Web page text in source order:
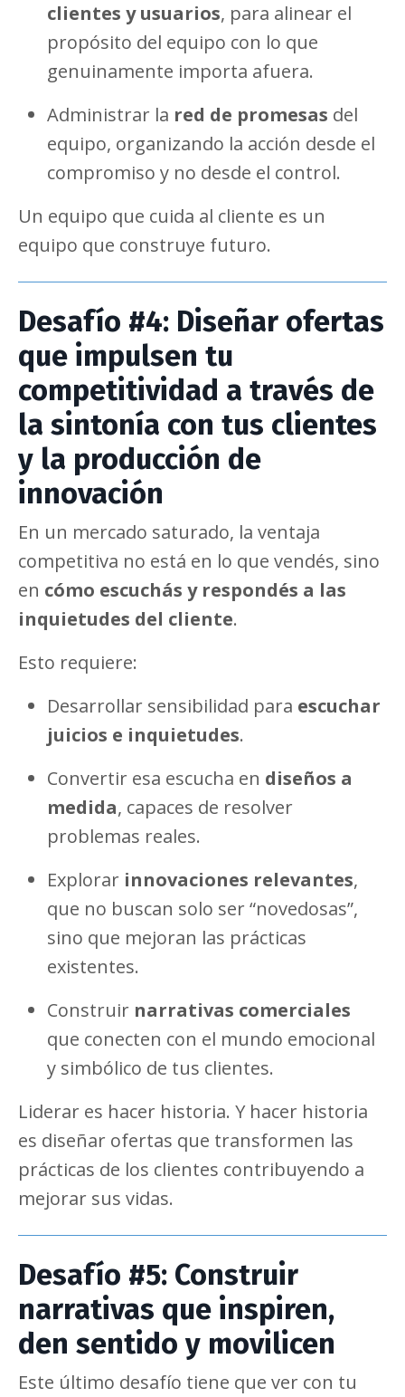
clientes y usuarios, para alinear el
propósito del equipo con lo que
genuinamente importa afuera.
Administrar la red de promesas del
equipo, organizando la acción desde el
compromiso y no desde el control.
Un equipo que cuida al cliente es un
equipo que construye futuro.
Desafío #4: Diseñar ofertas
que impulsen tu
competitividad a través de
la sintonía con tus clientes
y la producción de
innovación
En un mercado saturado, la ventaja
competitiva no está en lo que vendés, sino
en cómo escuchás y respondés a las
inquietudes del cliente.
Esto requiere:
Desarrollar sensibilidad para escuchar
juicios e inquietudes.
Convertir esa escucha en diseños a
medida, capaces de resolver
problemas reales.
Explorar innovaciones relevantes,
que no buscan solo ser “novedosas”,
sino que mejoran las prácticas
existentes.
Construir narrativas comerciales
que conecten con el mundo emocional
y simbólico de tus clientes.
Liderar es hacer historia. Y hacer historia
es diseñar ofertas que transformen las
prácticas de los clientes contribuyendo a
mejorar sus vidas.
Desafío #5: Construir
narrativas que inspiren,
den sentido y movilicen
Este último desafío tiene que ver con tu